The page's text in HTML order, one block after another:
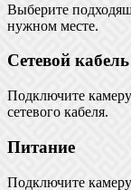
Выберите
нужном месте.
Сетевой кабель
Подключите
сетевого кабеля.
Питание
Подключите